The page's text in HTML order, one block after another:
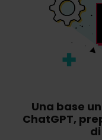
Una base
ChatGPT,